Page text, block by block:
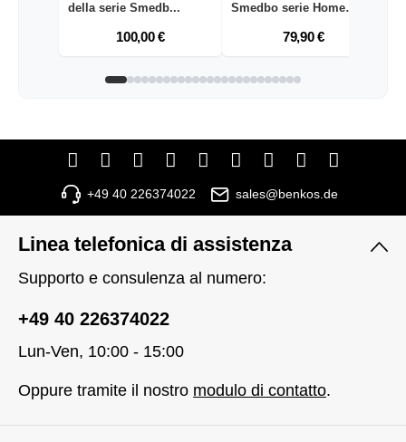
della serie Smedb...
100,00 €
Smedbo serie Home
79,90 €
+49 40 226374022 sales@benkos.de
Linea telefonica di assistenza
Supporto e consulenza al numero:
+49 40 226374022
Lun-Ven, 10:00 - 15:00
Oppure tramite il nostro modulo di contatto.